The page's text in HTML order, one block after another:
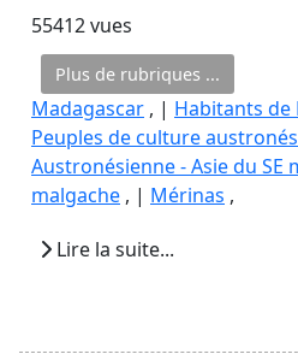
55412 vues
Plus de rubriques ...
Madagascar , | Habitants de
Peuples de culture
Austronésienne - Asie du SE
malgache , | Mérinas ,
Lire la suite...